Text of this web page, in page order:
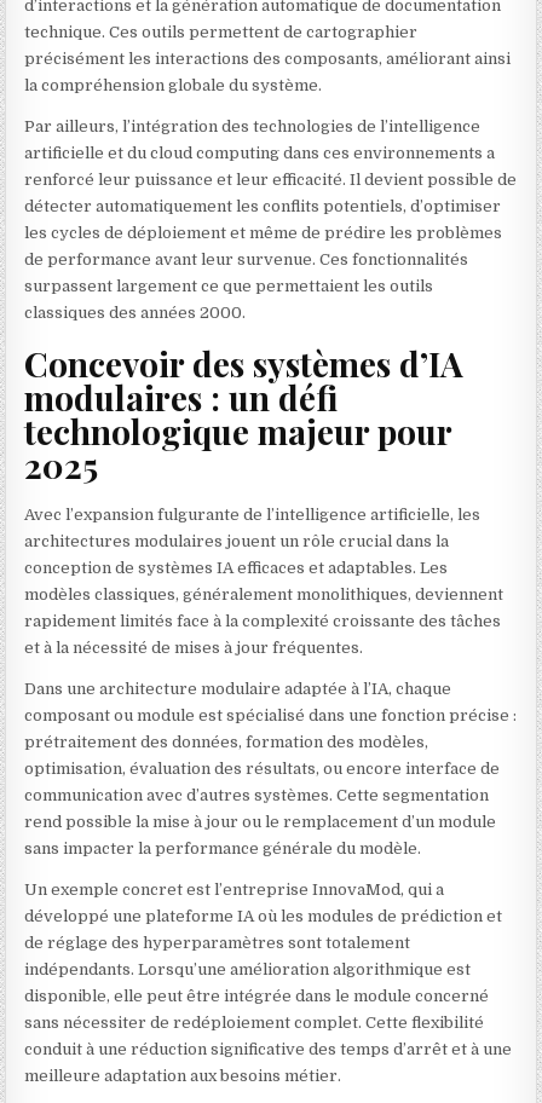
d’interactions et la génération automatique de documentation
technique. Ces outils permettent de cartographier
précisément les interactions des composants, améliorant ainsi
la compréhension globale du système.
Par ailleurs, l’intégration des technologies de l’intelligence
artificielle et du cloud computing dans ces environnements a
renforcé leur puissance et leur efficacité. Il devient possible de
détecter automatiquement les conflits potentiels, d’optimiser
les cycles de déploiement et même de prédire les problèmes
de performance avant leur survenue. Ces fonctionnalités
surpassent largement ce que permettaient les outils
classiques des années 2000.
Concevoir des systèmes d’IA
modulaires : un défi
technologique majeur pour
2025
Avec l’expansion fulgurante de l’intelligence artificielle, les
architectures modulaires jouent un rôle crucial dans la
conception de systèmes IA efficaces et adaptables. Les
modèles classiques, généralement monolithiques, deviennent
rapidement limités face à la complexité croissante des tâches
et à la nécessité de mises à jour fréquentes.
Dans une architecture modulaire adaptée à l’IA, chaque
composant ou module est spécialisé dans une fonction précise :
prétraitement des données, formation des modèles,
optimisation, évaluation des résultats, ou encore interface de
communication avec d’autres systèmes. Cette segmentation
rend possible la mise à jour ou le remplacement d’un module
sans impacter la performance générale du modèle.
Un exemple concret est l’entreprise InnovaMod, qui a
développé une plateforme IA où les modules de prédiction et
de réglage des hyperparamètres sont totalement
indépendants. Lorsqu’une amélioration algorithmique est
disponible, elle peut être intégrée dans le module concerné
sans nécessiter de redéploiement complet. Cette flexibilité
conduit à une réduction significative des temps d’arrêt et à une
meilleure adaptation aux besoins métier.